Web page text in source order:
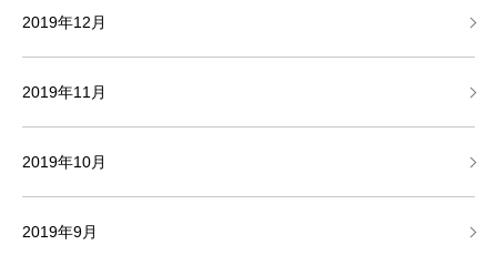
2019年12月
2019年11月
2019年10月
2019年9月